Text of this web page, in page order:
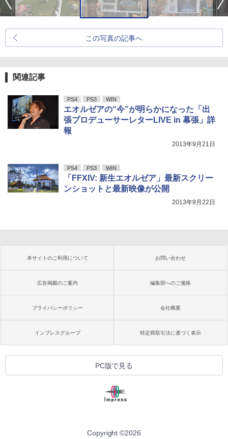
この写真の記事へ
関連記事
PS4 PS3 WIN
エオルゼアの“今”が明らかになった「出
張プロデューサーレターLIVE in 幕張」詳
報
2013年9月21日
PS4 PS3 WIN
「FFXIV: 新生エオルゼア」最新スクリー
ンショットと最新映像が公開
2013年9月22日
本サイトのご利用について お問い合わせ
広告掲載のご案内 編集部へのご連絡
プライバシーポリシー 会社概要
インプレスグループ 特定商取引法に基づく表示
PC版で見る
Copyright ©2026